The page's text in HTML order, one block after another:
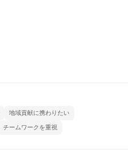
地域貢献に携わりたい
チームワークを重視